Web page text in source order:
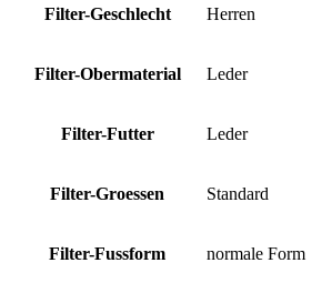
Filter-Geschlecht Herren
Filter-Obermaterial Leder
Filter-Futter Leder
Filter-Groessen Standard
Filter-Fussform normale Form